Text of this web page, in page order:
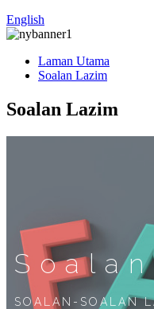
English
Laman Utama
Soalan Lazim
Soalan Lazim
SOALAN-SOALAN